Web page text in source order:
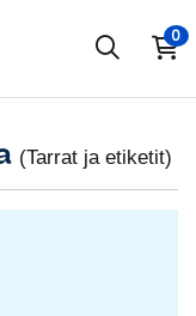
0
(Tarrat ja etiketit)